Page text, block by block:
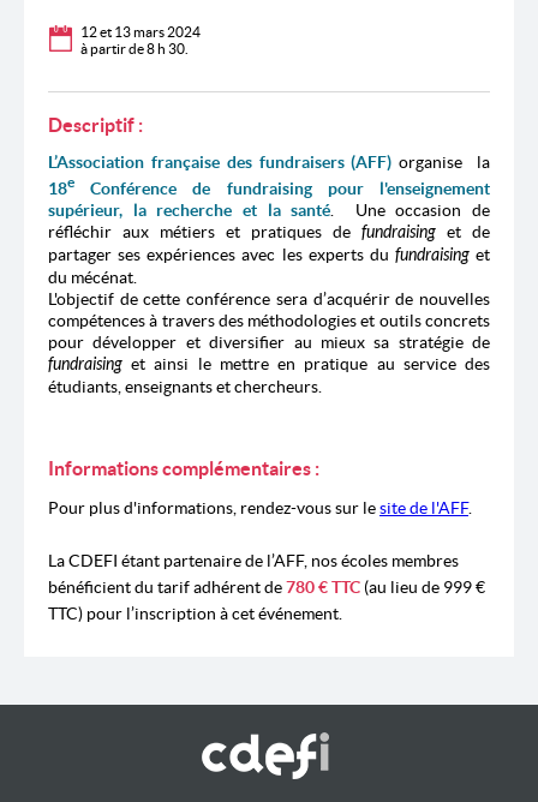
12 et 13 mars 2024
à partir de 8 h 30.
Descriptif :
L’Association française des fundraisers (AFF) organise la
18e
Conférence de fundraising pour l'enseignement
supérieur, la recherche et la santé . Une occasionde
réfléchir aux métiers et pratiques de fundraising et de
partager ses expériences avec les experts du fundraising et
du mécénat.
L'objectif de cette conférence sera d’acquérir de nouvelles
compétences à travers des méthodologies et outils concrets
pour développer et diversifier au mieux sa stratégie de
fundraisinget ainsi le mettre en pratique au service des
étudiants, enseignants et chercheurs.
Informations complémentaires :
Pour plus d'informations, rendez-vous sur lesite de l'AFF.
La CDEFI étant partenaire de l’AFF, nos écoles membres
bénéficient du tarif adhérent de780 € TTC (au lieu de 999 €
TTC) pour l’inscription à cet événement.